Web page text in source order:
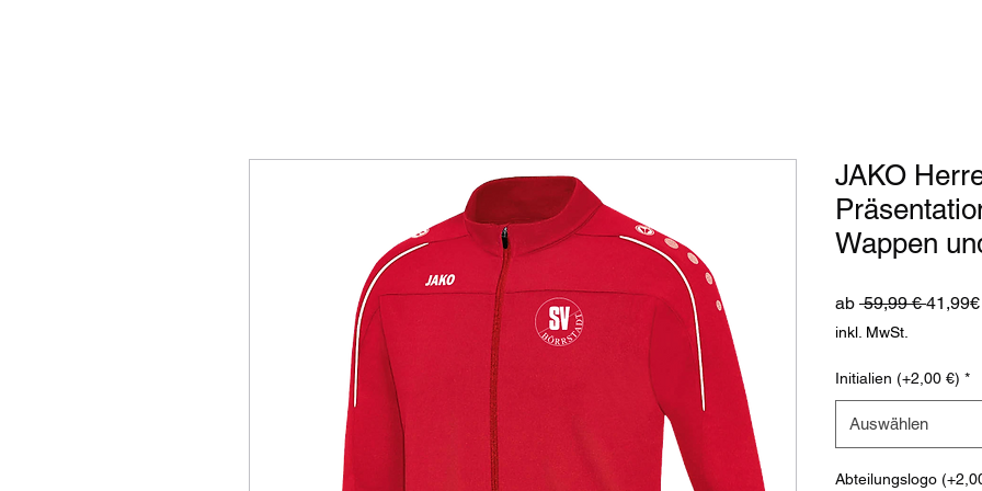
JAKO
Wappen
ab 59,99 € 41,99€
inkl. MwSt.
Initialien (+2,00 €) *
Auswählen
Abteilungslogo